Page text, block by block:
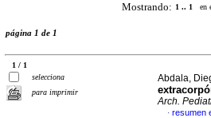
Mostrando: 1 .. 1 en
página 1 de 1
1 / 1
selecciona
para imprimir
Abdala,
Arch.
· resumen